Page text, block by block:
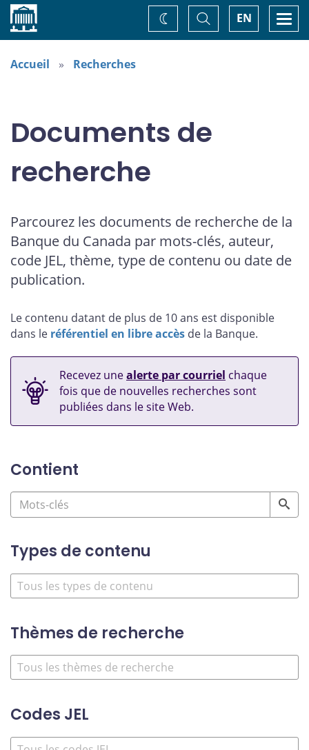
Accueil EN
Basculer
la
recherche
Changez
de
Accueil Recherches
Documents de
recherche
Parcourez les documents de recherche de la
Banque du Canada par mots-clés, auteur,
code JEL, thème, type de contenu ou date de
publication.
Le contenu datant de plus de 10 ans est disponible
dans le référentiel en libre accès de la Banque.
Recevez unealerte par courriel chaque
fois que de nouvelles recherches sont
publiées dans le site Web.
Contient
Types de contenu
Thèmes de recherche
Codes JEL